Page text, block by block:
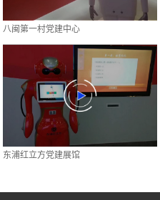
八闽第一村党建中心
东浦红立方党建展馆